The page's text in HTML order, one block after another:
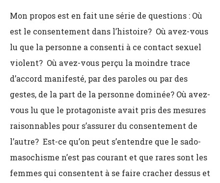
Mon propos est en fait une série de questions : Où
est le consentement dans l’histoire? Où avez-vous
lu que la personne a consenti à ce contact sexuel
violent? Où avez-vous perçu la moindre trace
d’accord manifesté, par des paroles ou par des
gestes, de la part de la personne dominée? Où avez-
vous lu que le protagoniste avait pris des mesures
raisonnables pour s’assurer du consentement de
l’autre? Est-ce qu’on peut s’entendre que le sado-
masochisme n’est pas courant et que rares sont les
femmes qui consentent à se faire cracher dessus et